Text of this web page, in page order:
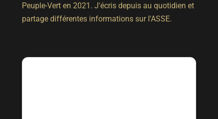
Peuple-Vert en 2021. J'écris depuis au quotidien et
partage différentes informations sur l'ASSE.